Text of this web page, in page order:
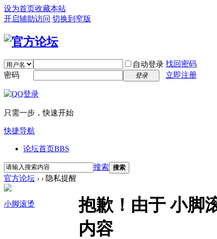
设为首页收藏本站
开启辅助访问 切换到窄版
自动登录 找回密码
密码
登录 立即注册
只需一步，快速开始
快捷导航
论坛首页BBS
搜索 搜索
官方论坛 › › 隐私提醒
小脚滚烫
抱歉！由于 小脚
内容